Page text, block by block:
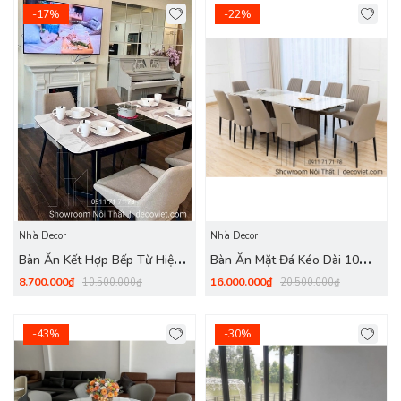
-17%
Nhà Decor
Bàn Ăn Kết Hợp Bếp Từ Hiện
Đại 2378S
8.700.000₫ 10.500.000₫
-22%
Nhà Decor
Bàn Ăn Mặt Đá Kéo Dài 10
Người 2026S
16.000.000₫ 20.500.000₫
-43% -30%